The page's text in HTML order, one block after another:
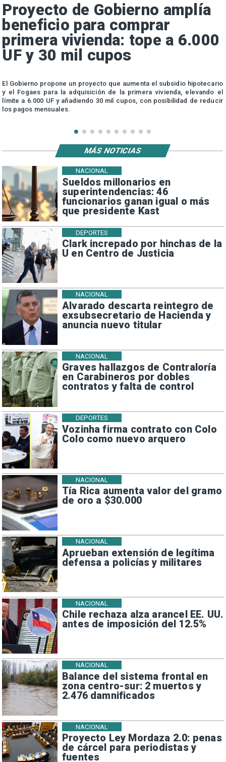
Proyecto de Gobierno amplía
beneficio para comprar
primera vivienda: tope a 6.000
UF y 30 mil cupos
El Gobierno propone un proyecto que aumenta el subsidio hipotecario
y el Fogaes para la adquisición de la primera vivienda, elevando el
límite a 6.000 UF y añadiendo 30 mil cupos, con posibilidad de reducir
los pagos mensuales.
Sueldos millonarios en
superintendencias: 46
funcionarios ganan igual o más
que presidente Kast
NACIONAL
Clark increpado por hinchas de la
U en Centro de Justicia
DEPORTES
Alvarado descarta reintegro de
exsubsecretario de Hacienda y
anuncia nuevo titular
NACIONAL
Graves hallazgos de Contraloría
en Carabineros por dobles
contratos y falta de control
NACIONAL
Vozinha firma contrato con Colo
Colo como nuevo arquero
DEPORTES
Tía Rica aumenta valor del gramo
de oro a $30.000
NACIONAL
Aprueban extensión de legítima
defensa a policías y militares
NACIONAL
Chile rechaza alza arancel EE. UU.
antes de imposición del 12.5%
NACIONAL
Balance del sistema frontal en
zona centro-sur: 2 muertos y
2.476 damnificados
NACIONAL
Proyecto Ley Mordaza 2.0: penas
de cárcel para periodistas y
fuentes
NACIONAL
MÁS NOTICIAS